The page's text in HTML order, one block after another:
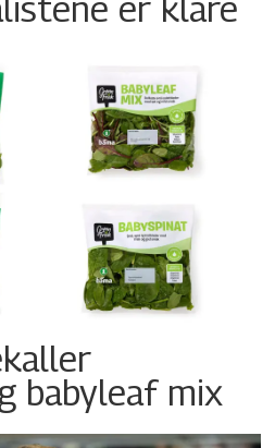
babyleaf mix